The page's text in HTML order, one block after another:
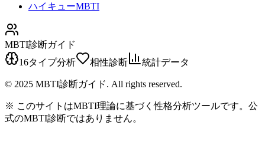
ハイキューMBTI
MBTI診断ガイド
16タイプ分析
相性診断 統計データ
© 2025 MBTI診断ガイド. All rights reserved.
※ このサイトはMBTI理論に基づく性格分析ツールです。公
式のMBTI診断ではありません。